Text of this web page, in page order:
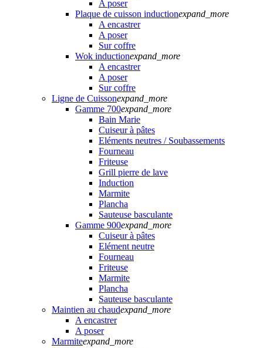
A poser
Plaque de cuisson inductionexpand_more
A encastrer
A poser
Sur coffre
Wok inductionexpand_more
A encastrer
A poser
Sur coffre
Ligne de Cuissonexpand_more
Gamme 700expand_more
Bain Marie
Cuiseur à pâtes
Eléments neutres / Soubassements
Fourneau
Friteuse
Grill pierre de lave
Induction
Marmite
Plancha
Sauteuse basculante
Gamme 900expand_more
Cuiseur à pâtes
Elément neutre
Fourneau
Friteuse
Marmite
Plancha
Sauteuse basculante
Maintien au chaudexpand_more
A encastrer
A poser
Marmiteexpand_more